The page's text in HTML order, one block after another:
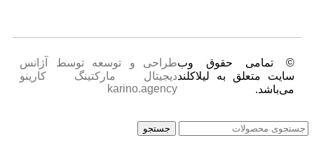
© تمامی حقوق وب
سایت متعلق به لیلاکلند
می‌باشد.
طراحی و توسعه توسط آژانس
دیجیتال مارکتینگ کارینو
karino.agency
جستجو